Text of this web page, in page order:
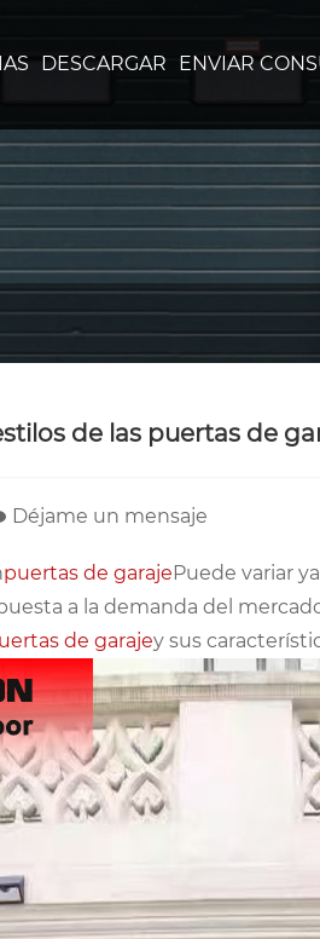
DESCARGAR ENVIAR
de las puertas de
Déjame un mensaje
puertas de garajePuede variar
a la demanda del
de garajey sus